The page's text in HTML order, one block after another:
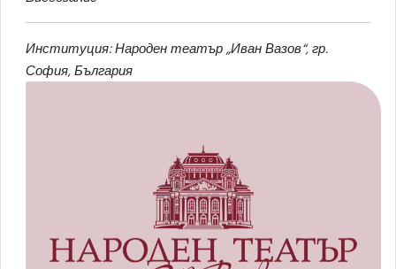
Институция: Народен театър „Иван Вазов“, гр.
София, България